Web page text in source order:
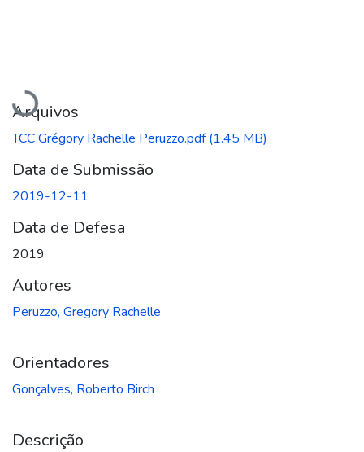
Carregando...
Arquivos
TCC Grégory Rachelle Peruzzo.pdf(1.45 MB)
Data de Submissão
2019-12-11
Data de Defesa
2019
Autores
Peruzzo, Gregory Rachelle
Orientadores
Gonçalves, Roberto Birch
Descrição